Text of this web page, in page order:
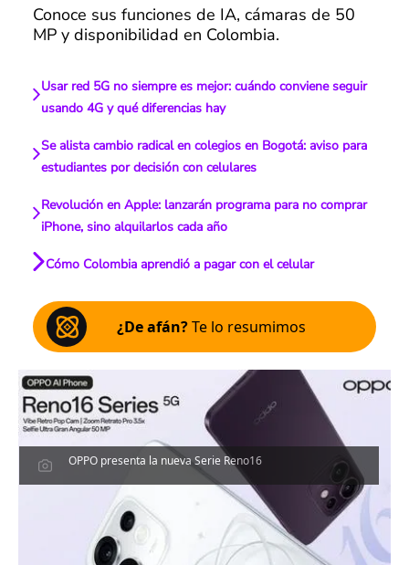
Conoce sus funciones de IA, cámaras de 50
MP y disponibilidad en Colombia.
Usar red 5G no siempre es mejor: cuándo conviene seguir
usando 4G y qué diferencias hay
Se alista cambio radical en colegios en Bogotá: aviso para
estudiantes por decisión con celulares
Revolución en Apple: lanzarán programa para no comprar
iPhone, sino alquilarlos cada año
Cómo Colombia aprendió a pagar con el celular
¿De afán?Te lo resumimos
OPPO presenta la nueva Serie Reno16